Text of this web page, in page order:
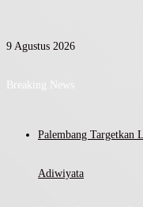
9 Agustus 2026
Breaking News
Palembang Targetkan
Adiwiyata